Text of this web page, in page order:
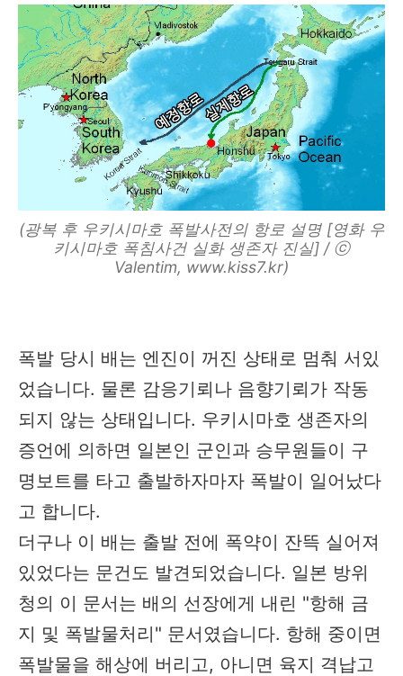
(광복 후 우키시마호 폭발사전의 항로 설명 [영화 우
키시마호 폭침사건 실화 생존자 진실] / ⓒ
Valentim, www.kiss7.kr)
폭발 당시 배는 엔진이 꺼진 상태로 멈춰 서있
었습니다. 물론 감응기뢰나 음향기뢰가 작동
되지 않는 상태입니다. 우키시마호 생존자의
증언에 의하면 일본인 군인과 승무원들이 구
명보트를 타고 출발하자마자 폭발이 일어났다
고 합니다.
더구나 이 배는 출발 전에 폭약이 잔뜩 실어져
있었다는 문건도 발견되었습니다. 일본 방위
청의 이 문서는 배의 선장에게 내린 "항해 금
지 및 폭발물처리" 문서였습니다. 항해 중이면
폭발물을 해상에 버리고, 아니면 육지 격납고